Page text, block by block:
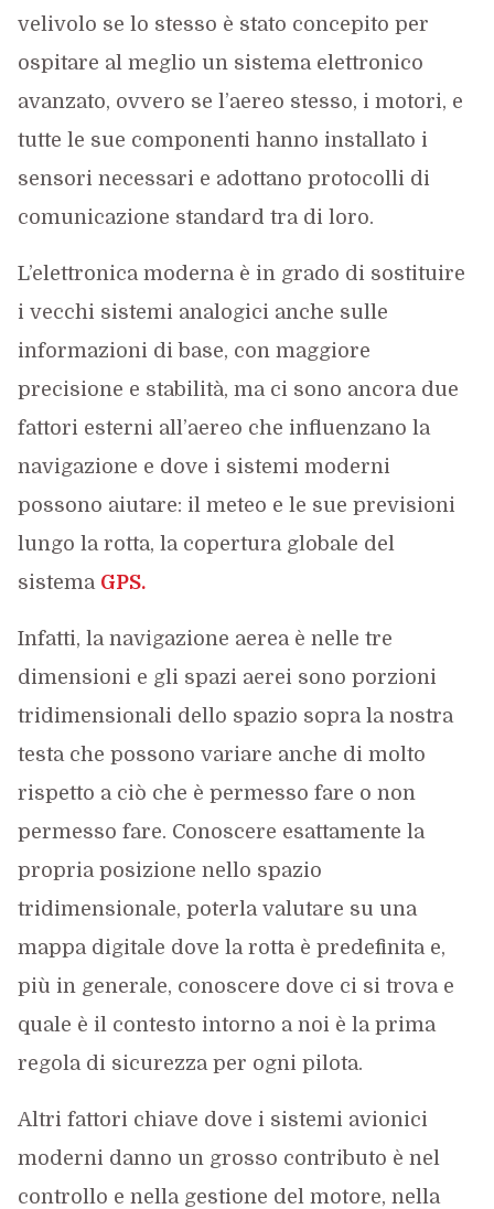
velivolo se lo stesso è stato concepito per
ospitare al meglio un sistema elettronico
avanzato, ovvero se l’aereo stesso, i motori, e
tutte le sue componenti hanno installato i
sensori necessari e adottano protocolli di
comunicazione standard tra di loro.
L’elettronica moderna è in grado di sostituire
i vecchi sistemi analogici anche sulle
informazioni di base, con maggiore
precisione e stabilità, ma ci sono ancora due
fattori esterni all’aereo che influenzano la
navigazione e dove i sistemi moderni
possono aiutare: il meteo e le sue previsioni
lungo la rotta, la copertura globale del
sistema GPS.
Infatti, la navigazione aerea è nelle tre
dimensioni e gli spazi aerei sono porzioni
tridimensionali dello spazio sopra la nostra
testa che possono variare anche di molto
rispetto a ciò che è permesso fare o non
permesso fare. Conoscere esattamente la
propria posizione nello spazio
tridimensionale, poterla valutare su una
mappa digitale dove la rotta è predefinita e,
più in generale, conoscere dove ci si trova e
quale è il contesto intorno a noi è la prima
regola di sicurezza per ogni pilota.
Altri fattori chiave dove i sistemi avionici
moderni danno un grosso contributo è nel
controllo e nella gestione del motore, nella